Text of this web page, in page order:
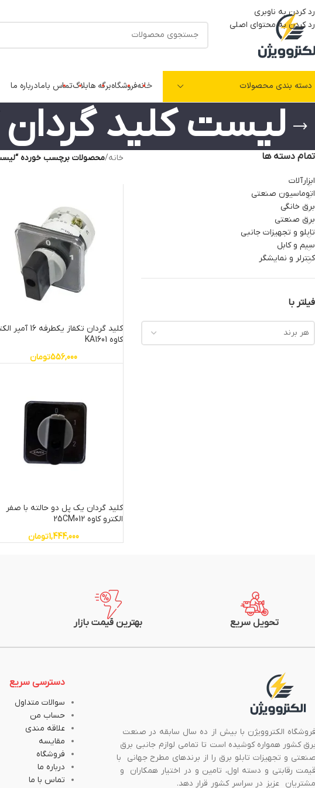
رد کردن به ناوبری
رد کردن به محتوای اصلی
دسته بندی محصولات خانهفروشگاهبرگه هابلاگتماس بامادرباره ما
لیست کلید گردان
تمام دسته ها
ابزارآلات
اتوماسیون صنعتی
برق خانگی
برق صنعتی
تابلو و تجهیزات جانبی
سیم و کابل
کنترلر و نمایشگر
فیلتر با
هر برند
خانه/محصولات برچسب خورده “لیست
کلید گردان تکفاز یکطرفه 16
کاوه KA1601
556,000تومان
کلید گردان یک پل دو حالته با صفر
الکترو کاوه 25CM012
1,444,000تومان
تحویل سریع بهترین قیمت بازار
الکتروویژن با بیش از ده سال سابقه در صنعت
کشور همواره کوشیده است تا تمامی لوازم جانبی برق
و تجهیزات تابلو برق را از برندهای مطرح جهانی با
رقابتی و دسته اول، تامین و در اختیار همکاران و
عزیز در سراسر کشور قرار دهد.
دسترسی سریع
سوالات متداول
حساب من
علاقه مندی
مقایسه
فروشگاه
درباره ما
تماس با ما